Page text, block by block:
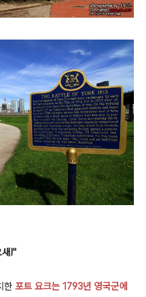
새!"
한 포트 요크는 1793년 영국군에